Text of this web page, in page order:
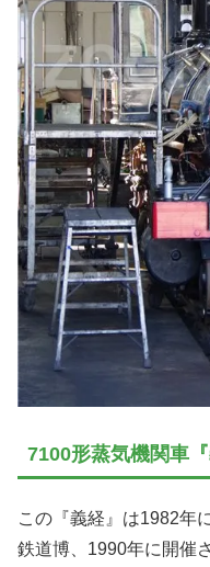
7100形蒸気機関車
この『義経』は1982年
鉄道博、1990年に開催